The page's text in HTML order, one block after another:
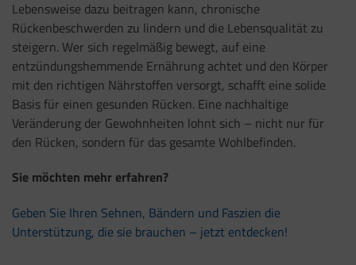
Lebensweise dazu beitragen kann, chronische
Rückenbeschwerden zu lindern und die Lebensqualität zu
steigern. Wer sich regelmäßig bewegt, auf eine
entzündungshemmende Ernährung achtet und den Körper
mit den richtigen Nährstoffen versorgt, schafft eine solide
Basis für einen gesunden Rücken. Eine nachhaltige
Veränderung der Gewohnheiten lohnt sich – nicht nur für
den Rücken, sondern für das gesamte Wohlbefinden.
Sie möchten mehr erfahren?
Geben Sie Ihren Sehnen, Bändern und Faszien die
Unterstützung, die sie brauchen – jetzt entdecken!